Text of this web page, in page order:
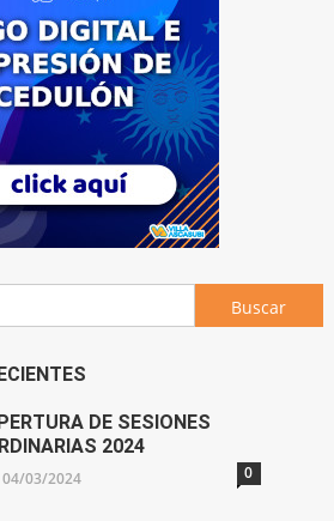
Buscar:
DE SESIONES
2024
04/03/2024 0